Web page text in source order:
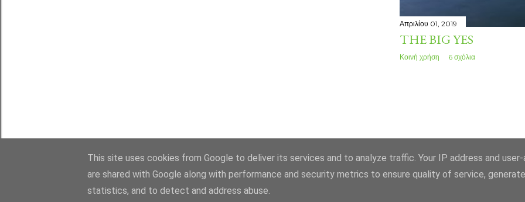
Απριλίου 01, 2019
THE BIG YES
Κοινή χρήση 6 σχόλια
Από το Blogger
This site uses cookies from Google to deliver its services and to analyze traffic. Your IP address and
are shared with Google along with performance and security metrics to ensure quality of service,
statistics, and to detect and address abuse.